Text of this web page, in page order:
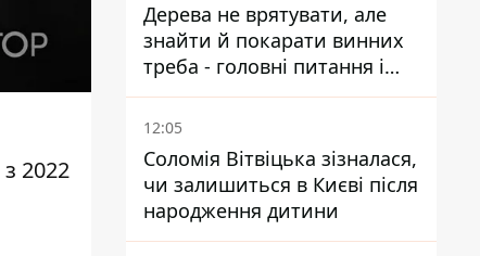
з 2022
Дерева не врятувати, але
знайти й покарати винних
треба - головні питання і
висновки з конфлікту на
Теремках
12:05
Соломія Вітвіцька зізналася,
чи залишиться в Києві після
народження дитини